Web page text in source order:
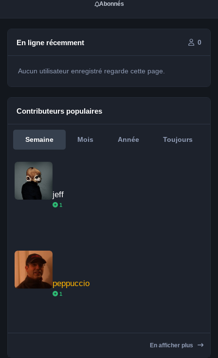
Abonnés
En ligne récemment 0
Aucun utilisateur enregistré regarde cette page.
Contributeurs populaires
Semaine Mois Année Toujours
jeff
1
peppuccio
1
En afficher plus